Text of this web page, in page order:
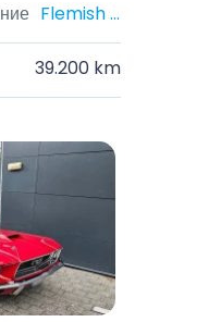
Flemish Brabant, Belgium
39.200 km